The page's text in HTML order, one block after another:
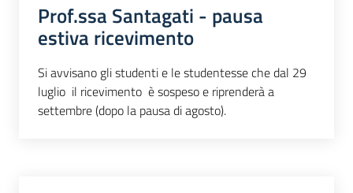
Prof.ssa Santagati - pausa
estiva ricevimento
Si avvisano gli studenti e le studentesse che dal 29
luglio il ricevimento è sospeso e riprenderà a
settembre (dopo la pausa di agosto).